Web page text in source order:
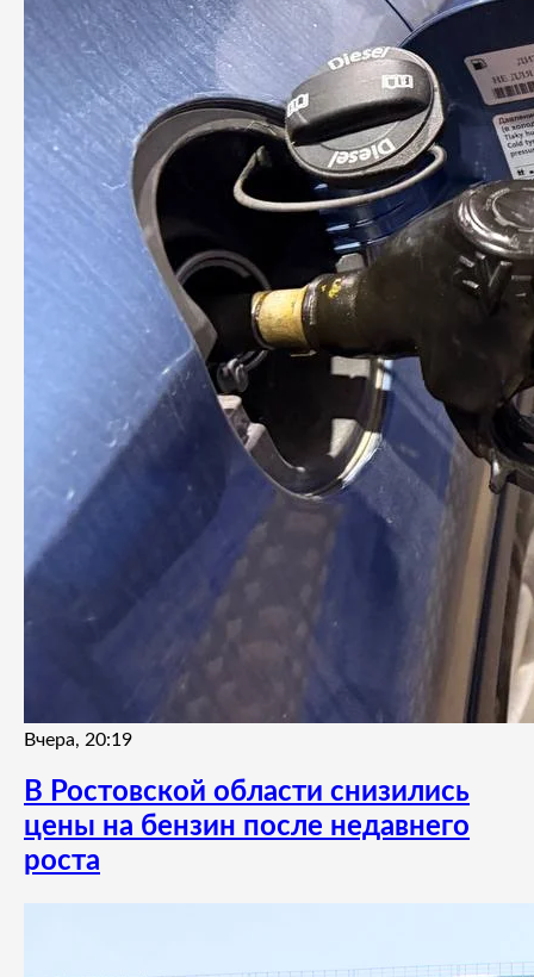
Вчера, 20:19
В Ростовской области снизились
цены на бензин после недавнего
роста